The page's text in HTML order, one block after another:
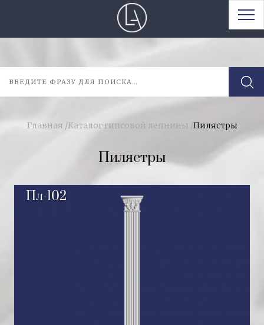
Главная /Каталог гипсовой лепнины /Пилястры
Пилястры
Пл-102